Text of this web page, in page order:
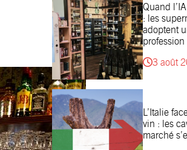
Quand
: les
adoptent
3 août
L’Italie
vin : les
marché